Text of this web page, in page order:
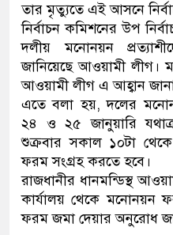
তার মৃত্যুতে এই আসনে
নির্বাচন কমিশনের উপ
দলীয় মনোনয়ন
জানিয়েছে আওয়ামী লীগ।
আওয়ামী লীগ এ আহ্বান
এতে বলা হয়, দলের
২৪ ও ২৫ জানুয়ারি
শুক্রবার সকাল ১০টা
ফরম সংগ্রহ করতে হবে।
রাজধানীর ধানমন্ডিস্থ
কার্যালয় থেকে মনোনয়ন
ফরম জমা দেয়ার অনুরোধ